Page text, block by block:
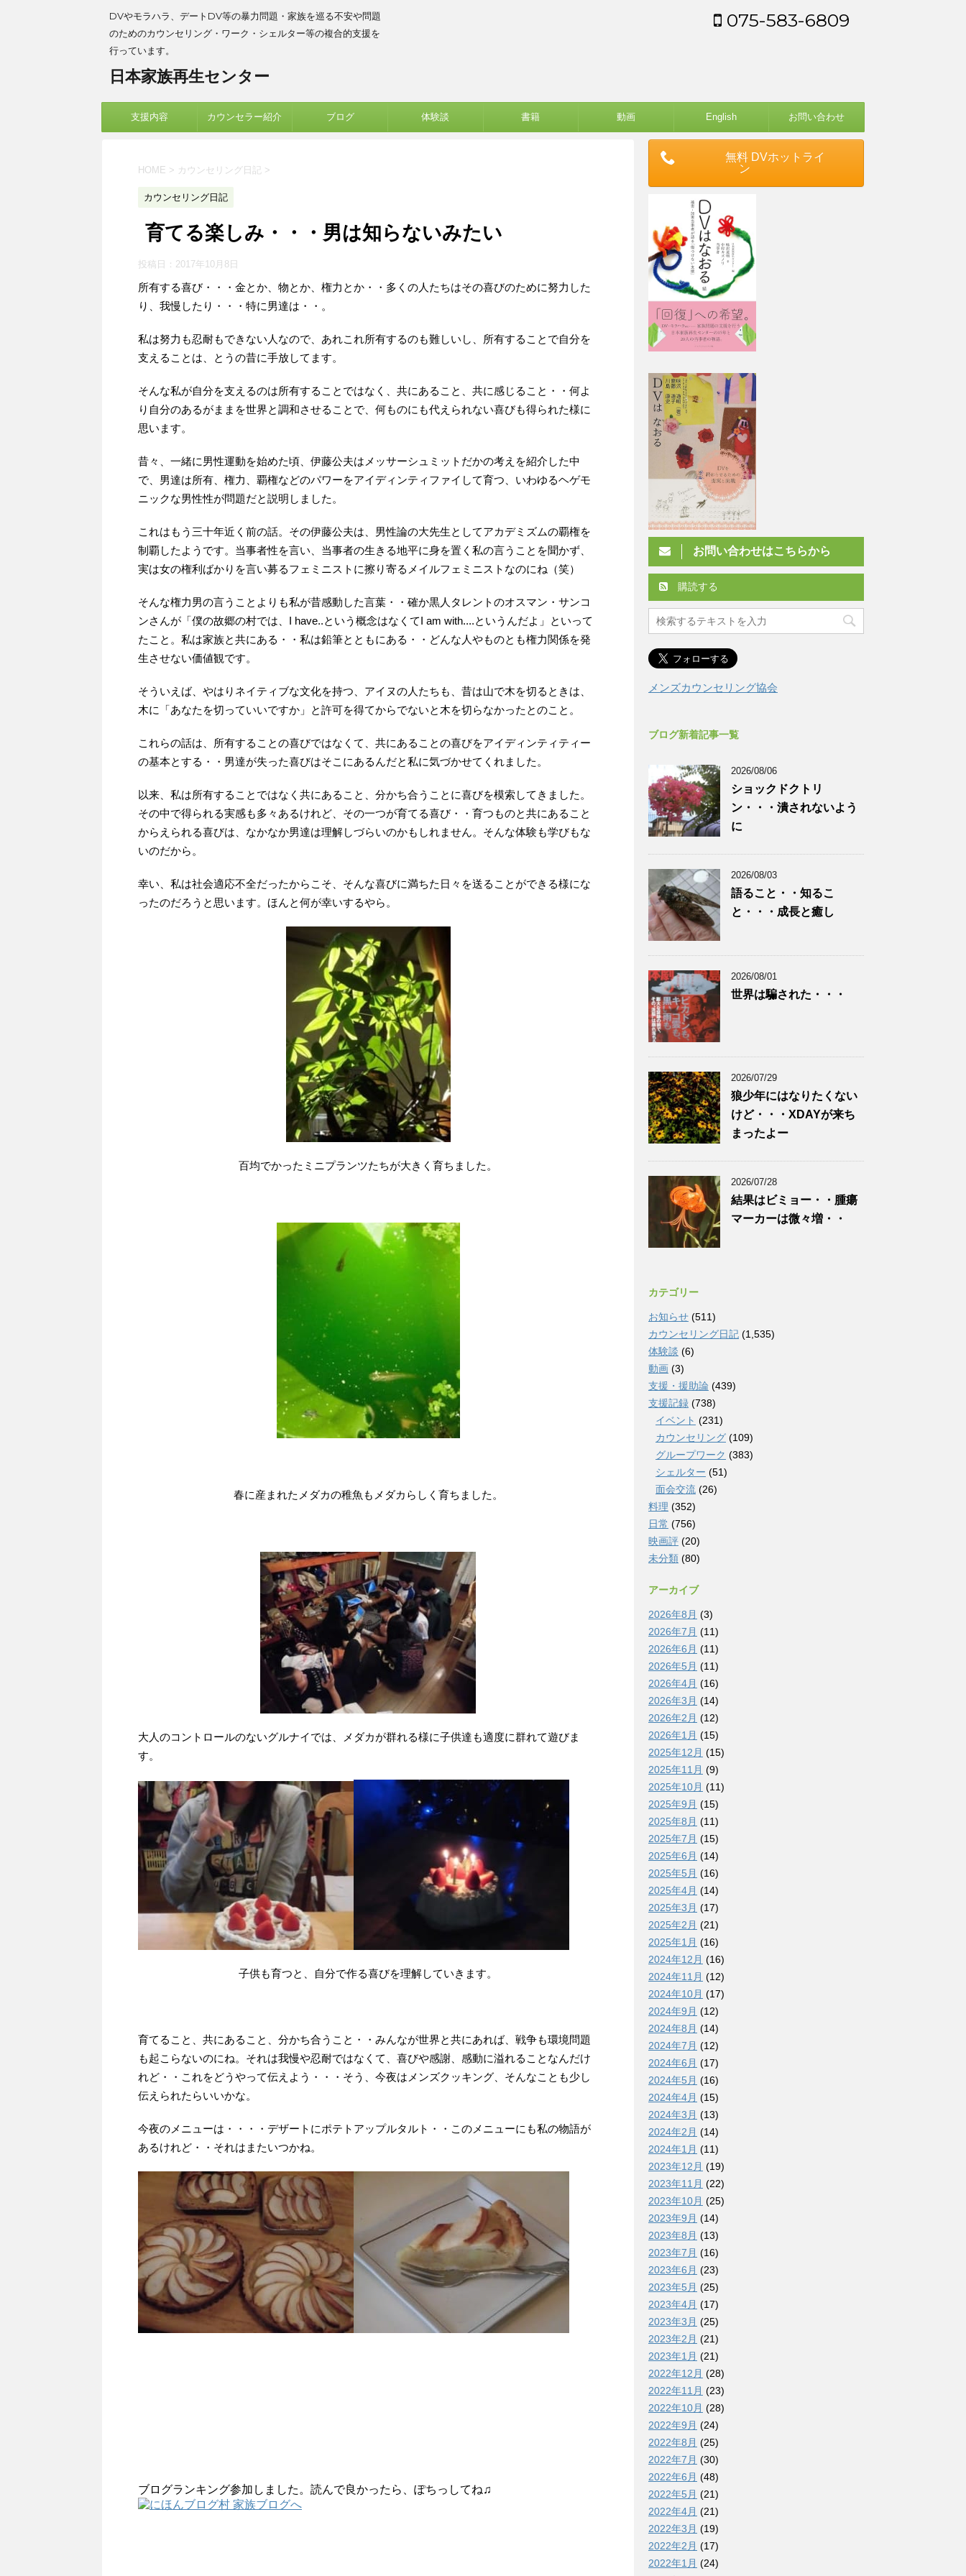
DVやモラハラ、デートDV等の暴力問題・家族を巡る不安や問題
のためのカウンセリング・ワーク・シェルター等の複合的支援を
行っています。
日本家族再生センター
075-583-6809
支援内容 カウンセラー紹介 ブログ 体験談 書籍 動画 English お問い合わせ
HOME > カウンセリング日記 >
カウンセリング日記
育てる楽しみ・・・男は知らないみたい
投稿日： 2017年10月8日
所有する喜び・・・金とか、物とか、権力とか・・多くの人たちはその喜びのために努力した
り、我慢したり・・・特に男達は・・。
私は努力も忍耐もできない人なので、あれこれ所有するのも難しいし、所有することで自分を
支えることは、とうの昔に手放してます。
そんな私が自分を支えるのは所有することではなく、共にあること、共に感じること・・何よ
り自分のあるがままを世界と調和させることで、何ものにも代えられない喜びも得られた様に
思います。
昔々、一緒に男性運動を始めた頃、伊藤公夫はメッサーシュミットだかの考えを紹介した中
で、男達は所有、権力、覇権などのパワーをアイディンティファイして育つ、いわゆるヘゲモ
ニックな男性性が問題だと説明しました。
これはもう三十年近く前の話。その伊藤公夫は、男性論の大先生としてアカデミズムの覇権を
制覇したようです。当事者性を言い、当事者の生きる地平に身を置く私の言うことを聞かず、
実は女の権利ばかりを言い募るフェミニストに擦り寄るメイルフェミニストなのにね（笑）
そんな権力男の言うことよりも私が昔感動した言葉・・確か黒人タレントのオスマン・サンコ
ンさんが「僕の故郷の村では、I have..という概念はなくてI am with....というんだよ」といって
たこと。私は家族と共にある・・私は鉛筆とともにある・・どんな人やものとも権力関係を発
生させない価値観です。
そういえば、やはりネイティブな文化を持つ、アイヌの人たちも、昔は山で木を切るときは、
木に「あなたを切っていいですか」と許可を得てからでないと木を切らなかったとのこと。
これらの話は、所有することの喜びではなくて、共にあることの喜びをアイディンティティー
の基本とする・・男達が失った喜びはそこにあるんだと私に気づかせてくれました。
以来、私は所有することではなく共にあること、分かち合うことに喜びを模索してきました。
その中で得られる実感も多々あるけれど、その一つが育てる喜び・・育つものと共にあること
からえられる喜びは、なかなか男達は理解しづらいのかもしれません。そんな体験も学びもな
いのだから。
幸い、私は社会適応不全だったからこそ、そんな喜びに満ちた日々を送ることができる様にな
ったのだろうと思います。ほんと何が幸いするやら。
百均でかったミニプランツたちが大きく育ちました。
春に産まれたメダカの稚魚もメダカらしく育ちました。
大人のコントロールのないグルナイでは、メダカが群れる様に子供達も適度に群れて遊びま
す。
子供も育つと、自分で作る喜びを理解していきます。
育てること、共にあること、分かち合うこと・・みんなが世界と共にあれば、戦争も環境問題
も起こらないのにね。それは我慢や忍耐ではなくて、喜びや感謝、感動に溢れることなんだけ
れど・・これをどうやって伝えよう・・・そう、今夜はメンズクッキング、そんなことも少し
伝えられたらいいかな。
今夜のメニューは・・・・デザートにポテトアップルタルト・・このメニューにも私の物語が
あるけれど・・それはまたいつかね。
ブログランキング参加しました。読んで良かったら、ぽちっしてね♫
無料 DVホットライ
ン
お問い合わせはこちらから
購読する
メンズカウンセリング協会
ブログ新着記事一覧
2026/08/06
ショックドクトリ
ン・・・潰されないよう
に
2026/08/03
語ること・・知るこ
と・・・成長と癒し
2026/08/01
世界は騙された・・・
2026/07/29
狼少年にはなりたくない
けど・・・XDAYが来ち
まったよー
2026/07/28
結果はビミョー・・腫瘍
マーカーは微々増・・
カテゴリー
お知らせ (511)
カウンセリング日記 (1,535)
体験談 (6)
動画 (3)
支援・援助論 (439)
支援記録 (738)
イベント (231)
カウンセリング (109)
グループワーク (383)
シェルター (51)
面会交流 (26)
料理 (352)
日常 (756)
映画評 (20)
未分類 (80)
アーカイブ
2026年8月 (3)
2026年7月 (11)
2026年6月 (11)
2026年5月 (11)
2026年4月 (16)
2026年3月 (14)
2026年2月 (12)
2026年1月 (15)
2025年12月 (15)
2025年11月 (9)
2025年10月 (11)
2025年9月 (15)
2025年8月 (11)
2025年7月 (15)
2025年6月 (14)
2025年5月 (16)
2025年4月 (14)
2025年3月 (17)
2025年2月 (21)
2025年1月 (16)
2024年12月 (16)
2024年11月 (12)
2024年10月 (17)
2024年9月 (12)
2024年8月 (14)
2024年7月 (12)
2024年6月 (17)
2024年5月 (16)
2024年4月 (15)
2024年3月 (13)
2024年2月 (14)
2024年1月 (11)
2023年12月 (19)
2023年11月 (22)
2023年10月 (25)
2023年9月 (14)
2023年8月 (13)
2023年7月 (16)
2023年6月 (23)
2023年5月 (25)
2023年4月 (17)
2023年3月 (25)
2023年2月 (21)
2023年1月 (21)
2022年12月 (28)
2022年11月 (23)
2022年10月 (28)
2022年9月 (24)
2022年8月 (25)
2022年7月 (30)
2022年6月 (48)
2022年5月 (21)
2022年4月 (21)
2022年3月 (19)
2022年2月 (17)
2022年1月 (24)